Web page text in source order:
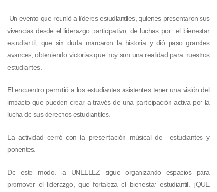
Un evento que reunió a líderes estudiantiles, quienes presentaron sus
vivencias desde el liderazgo participativo, de luchas por el bienestar
estudiantil, que sin duda marcaron la historia y dió paso grandes
avances, obteniendo victorias que hoy son una realidad para nuestros
estudiantes.
El encuentro permitió a los estudiantes asistentes tener una visión del
impacto que pueden crear a través de una participación activa por la
lucha de sus derechos estudiantiles.
La actividad cerró con la presentación músical de estudiantes y
ponentes.
De este modo, la UNELLEZ sigue organizando espacios para
promover el liderazgo, que fortaleza el bienestar estudiantil. ¡QUE